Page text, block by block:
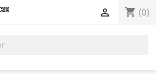
shopping_cart (0)
